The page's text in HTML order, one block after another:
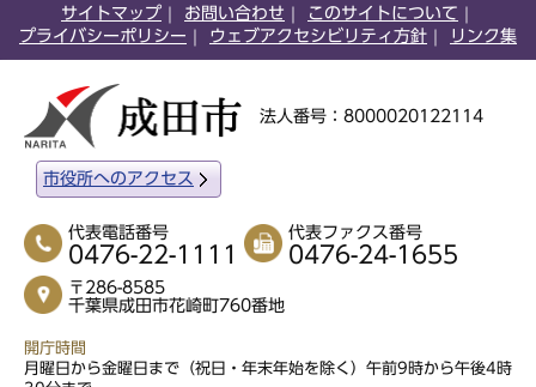
サイトマップ お問い合わせ
このサイトについて
プライバシーポリシー
ウェブアクセシビリティ方針 リンク集
法人番号：8000020122114
市役所へのアクセス
代表電話番号
0476-22-1111
代表ファクス番号
0476-24-1655
〒286-8585
千葉県成田市花崎町760番地
開庁時間
月曜日から金曜日まで（祝日・年末年始を除く）午前9時から午後4時